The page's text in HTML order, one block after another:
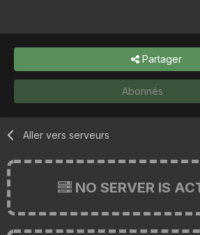
Partager
Abonnés
Aller vers serveurs
NO SERVER IS